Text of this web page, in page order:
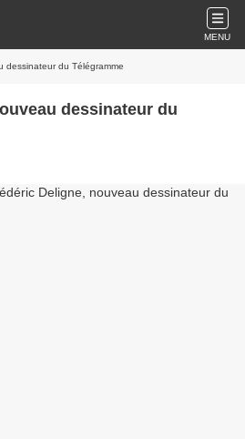
MENU
dessinateur du Télégramme
dessinateur du